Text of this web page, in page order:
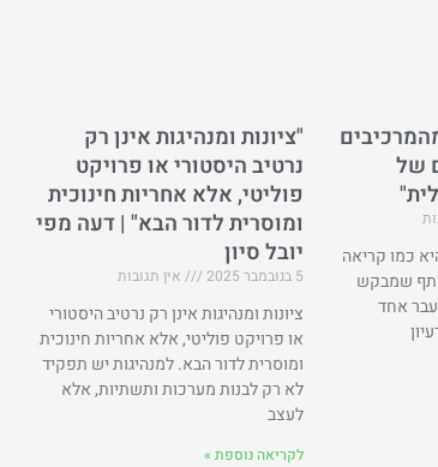
של
כמו קריאה
שמבקש
אחד
"ציונות ומנהיגות אינן רק
נרטיב היסטורי או פרויקט
פוליטי, אלא אחריות חינוכית
ומוסרית לדור הבא" | דעה מפי
יובל סיון
5 בנובמבר 2025 אין תגובות
ציונות ומנהיגות אינן רק נרטיב היסטורי
או פרויקט פוליטי, אלא אחריות חינוכית
ומוסרית לדור הבא. למנהיגות יש תפקיד
לא רק לבנות מערכות ותשתיות, אלא
לעצב
לקריאה נוספת »